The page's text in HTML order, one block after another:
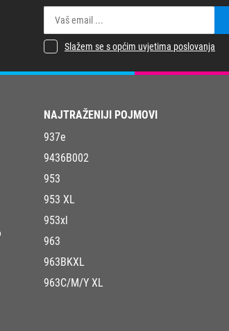
Slažem se s općim uvjetima poslovanja
NAJTRAŽENIJI POJMOVI
937e
9436B002
953
953 XL
953xl
963
963BKXL
963C/M/Y XL